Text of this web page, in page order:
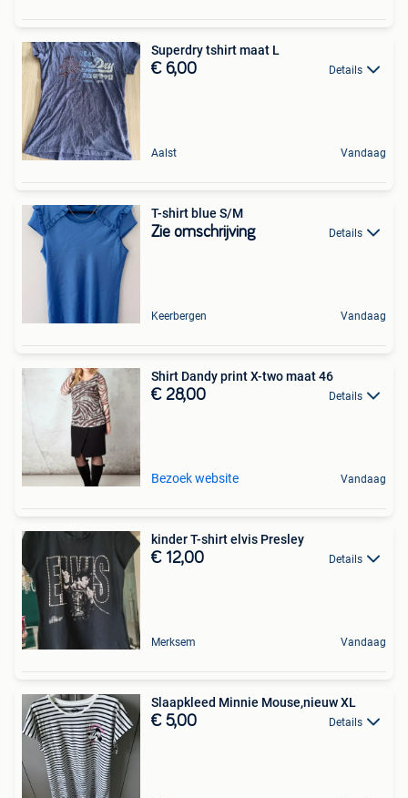
Superdry tshirt maat L
€ 6,00 Details
Aalst Vandaag
T-shirt blue S/M
Zie omschrijving Details
Keerbergen Vandaag
Shirt Dandy print X-two maat 46
€ 28,00 Details
Bezoek website Vandaag
kinder T-shirt elvis Presley
€ 12,00 Details
Merksem Vandaag
Slaapkleed Minnie Mouse,nieuw XL
€ 5,00 Details